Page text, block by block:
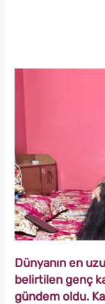
Dünyanın en
belirtilen genç
gündem oldu.